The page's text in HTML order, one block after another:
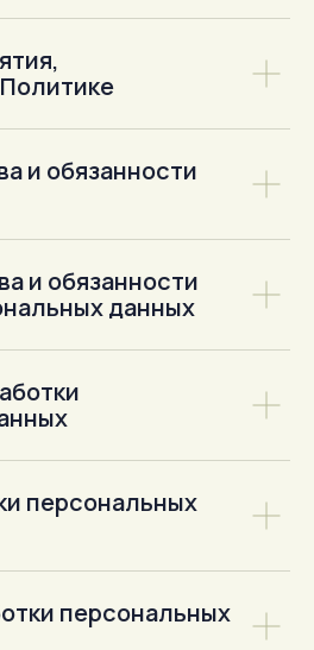
и обязанности
и обязанности
данных
персональных
персональных